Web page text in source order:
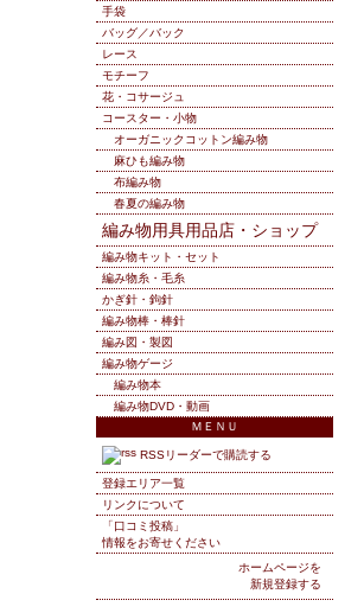
手袋
バッグ／バック
レース
モチーフ
花・コサージュ
コースター・小物
オーガニックコットン編み物
麻ひも編み物
布編み物
春夏の編み物
編み物用具用品店・ショップ
編み物キット・セット
編み物糸・毛糸
かぎ針・鉤針
編み物棒・棒針
編み図・製図
編み物ゲージ
編み物本
編み物DVD・動画
ＭＥＮＵ
RSSリーダーで購読する
登録エリア一覧
リンクについて
「口コミ投稿」
情報をお寄せください
ホームページを
新規登録する